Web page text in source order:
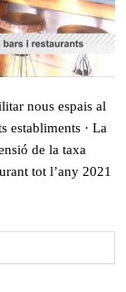
nous espais al
establiments · La
de la taxa
tot l’any 2021